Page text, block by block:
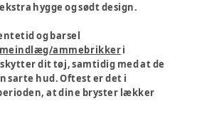
hygge og sødt design.
og barsel
ammebrikkeri
dit tøj, samtidig med at de
sarte hud. Oftest er det i
at dine bryster lækker